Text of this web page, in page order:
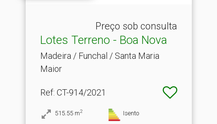
Preço sob consulta
Lotes Terreno - Boa Nova
Madeira / Funchal / Santa Maria
Maior
Ref: CT-914/2021
515.55 m2 Isento